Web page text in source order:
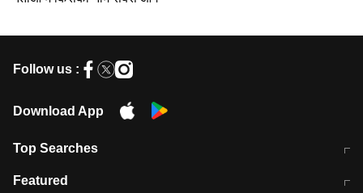
Follow us :
Download App
Top Searches
मुंबई में लगे 'जेन जी' के पोस्टर, लिखा- 'मैं
Featured